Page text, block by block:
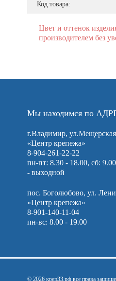
Код товара:
Цвет и оттенок
производителем без
Мы находимся по
г.Владимир,
«Центр крепежа»
8-904-261-22-22
пн-пт: 8.30 - 18.00, сб:
- выходной
пос. Боголюбово, ул.
«Центр крепежа»
8-901-140-11-04
пн-вс: 8.00 - 19.00
© 2026 креп33.рф все права